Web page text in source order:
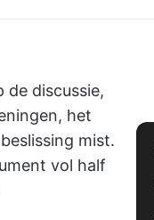
discussie,
het
mist.
vol half